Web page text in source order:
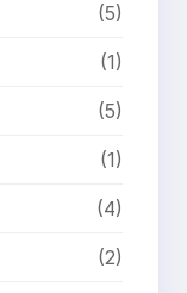
(5)
(1)
(5)
(1)
(4)
(2)